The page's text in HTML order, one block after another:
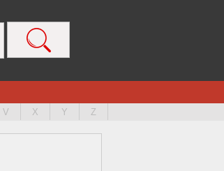
V X Y Z